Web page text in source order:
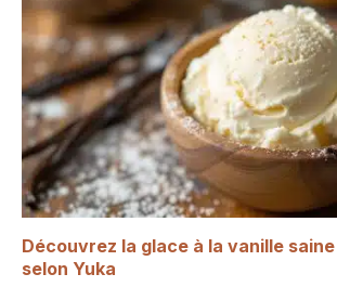
Découvrez la glace à la vanille
selon Yuka